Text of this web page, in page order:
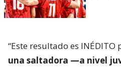
“Este resultado es INÉDITO
una saltadora —a nivel